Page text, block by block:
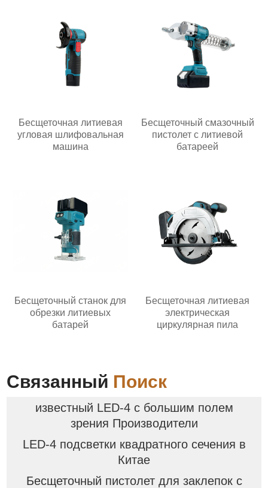
Бесщеточная литиевая
угловая шлифовальная
машина
Бесщеточный смазочный
пистолет с литиевой
батареей
Бесщеточный станок для
обрезки литиевых
батарей
Бесщеточная литиевая
электрическая
циркулярная пила
Связанный Поиск
известный LED-4 с большим полем
зрения Производители
LED-4 подсветки квадратного сечения в
Китае
Бесщеточный пистолет для заклепок с